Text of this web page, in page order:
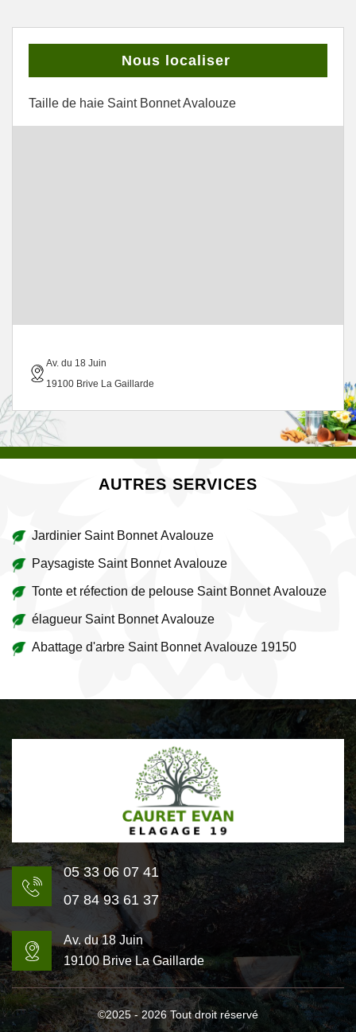
Nous localiser
Taille de haie Saint Bonnet Avalouze
Av. du 18 Juin
19100 Brive La Gaillarde
AUTRES SERVICES
Jardinier Saint Bonnet Avalouze
Paysagiste Saint Bonnet Avalouze
Tonte et réfection de pelouse Saint Bonnet Avalouze
élagueur Saint Bonnet Avalouze
Abattage d'arbre Saint Bonnet Avalouze 19150
05 33 06 07 41
07 84 93 61 37
Av. du 18 Juin
19100 Brive La Gaillarde
©2025 - 2026 Tout droit réservé